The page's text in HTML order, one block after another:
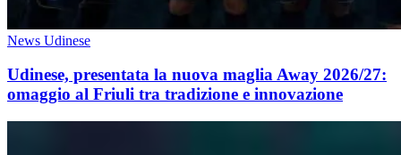
News Udinese
Udinese, presentata la nuova maglia Away 2026/27:
omaggio al Friuli tra tradizione e innovazione